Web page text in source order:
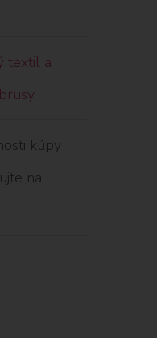
textil a
kúpy
na: